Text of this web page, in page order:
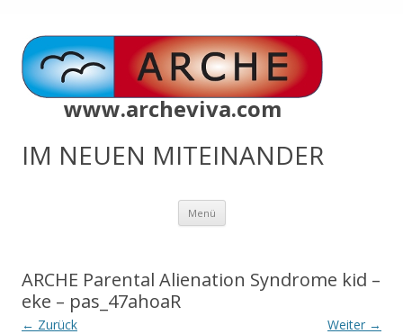
www.archeviva.com
IM NEUEN MITEINANDER
Menü Zum
springen
ARCHE Parental Alienation Syndrome kid –
eke – pas_47ahoaR
← Zurück Weiter →